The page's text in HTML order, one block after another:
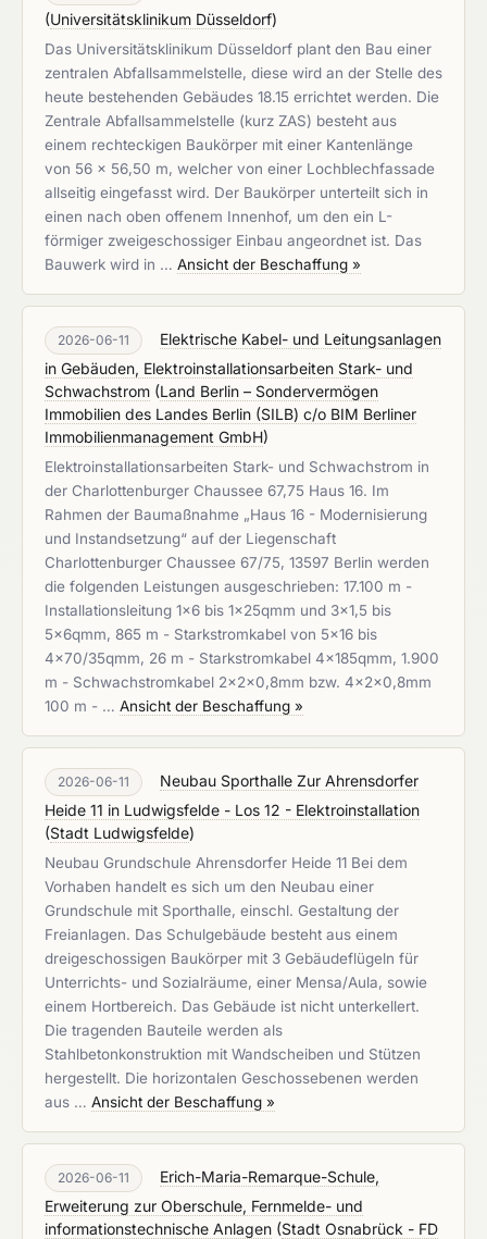
(Universitätsklinikum Düsseldorf)
Das Universitätsklinikum Düsseldorf plant den Bau einer
zentralen Abfallsammelstelle, diese wird an der Stelle des
heute bestehenden Gebäudes 18.15 errichtet werden. Die
Zentrale Abfallsammelstelle (kurz ZAS) besteht aus
einem rechteckigen Baukörper mit einer Kantenlänge
von 56 x 56,50 m, welcher von einer Lochblechfassade
allseitig eingefasst wird. Der Baukörper unterteilt sich in
einen nach oben offenem Innenhof, um den ein L-
förmiger zweigeschossiger Einbau angeordnet ist. Das
Bauwerk wird in … Ansicht der Beschaffung »
2026-06-11
Elektrische Kabel- und Leitungsanlagen
in Gebäuden, Elektroinstallationsarbeiten Stark- und
Schwachstrom (Land Berlin – Sondervermögen
Immobilien des Landes Berlin (SILB) c/o BIM Berliner
Immobilienmanagement GmbH)
Elektroinstallationsarbeiten Stark- und Schwachstrom in
der Charlottenburger Chaussee 67,75 Haus 16. Im
Rahmen der Baumaßnahme „Haus 16 - Modernisierung
und Instandsetzung“ auf der Liegenschaft
Charlottenburger Chaussee 67/75, 13597 Berlin werden
die folgenden Leistungen ausgeschrieben: 17.100 m -
Installationsleitung 1x6 bis 1x25qmm und 3x1,5 bis
5x6qmm, 865 m - Starkstromkabel von 5x16 bis
4x70/35qmm, 26 m - Starkstromkabel 4x185qmm, 1.900
m - Schwachstromkabel 2x2x0,8mm bzw. 4x2x0,8mm
100 m - … Ansicht der Beschaffung »
2026-06-11
Neubau Sporthalle Zur Ahrensdorfer
Heide 11 in Ludwigsfelde - Los 12 - Elektroinstallation
(Stadt Ludwigsfelde)
Neubau Grundschule Ahrensdorfer Heide 11 Bei dem
Vorhaben handelt es sich um den Neubau einer
Grundschule mit Sporthalle, einschl. Gestaltung der
Freianlagen. Das Schulgebäude besteht aus einem
dreigeschossigen Baukörper mit 3 Gebäudeflügeln für
Unterrichts- und Sozialräume, einer Mensa/Aula, sowie
einem Hortbereich. Das Gebäude ist nicht unterkellert.
Die tragenden Bauteile werden als
Stahlbetonkonstruktion mit Wandscheiben und Stützen
hergestellt. Die horizontalen Geschossebenen werden
aus … Ansicht der Beschaffung »
2026-06-11
Erich-Maria-Remarque-Schule,
Erweiterung zur Oberschule, Fernmelde- und
informationstechnische Anlagen (Stadt Osnabrück - FD